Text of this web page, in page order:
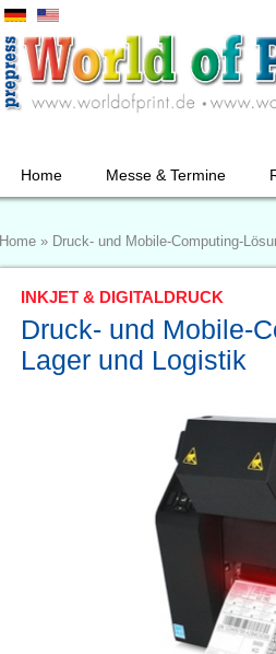
Home Messe & Termine
Home » Druck- und Mobile-Computing-
INKJET & DIGITALDRUCK
Druck- und Mobile-
Lager und Logistik